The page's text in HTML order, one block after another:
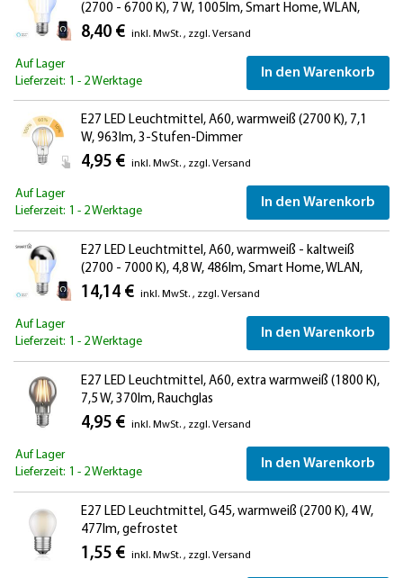
(2700 - 6700 K), 7 W, 1005lm, Smart Home, WLAN,
Alexa
8,40 € inkl. MwSt. , zzgl. Versand
Auf Lager
Lieferzeit: 1 - 2 Werktage
In den Warenkorb
E27 LED Leuchtmittel, A60, warmweiß (2700 K), 7,1
W, 963lm, 3-Stufen-Dimmer
4,95 € inkl. MwSt. , zzgl. Versand
Auf Lager
Lieferzeit: 1 - 2 Werktage
In den Warenkorb
E27 LED Leuchtmittel, A60, warmweiß - kaltweiß
(2700 - 7000 K), 4,8 W, 486lm, Smart Home, WLAN,
Alexa, Kopfspiegel (silber)
14,14 € inkl. MwSt. , zzgl. Versand
Auf Lager
Lieferzeit: 1 - 2 Werktage
In den Warenkorb
E27 LED Leuchtmittel, A60, extra warmweiß (1800 K),
7,5 W, 370lm, Rauchglas
4,95 € inkl. MwSt. , zzgl. Versand
Auf Lager
Lieferzeit: 1 - 2 Werktage
In den Warenkorb
E27 LED Leuchtmittel, G45, warmweiß (2700 K), 4 W,
477lm, gefrostet
1,55 € inkl. MwSt. , zzgl. Versand